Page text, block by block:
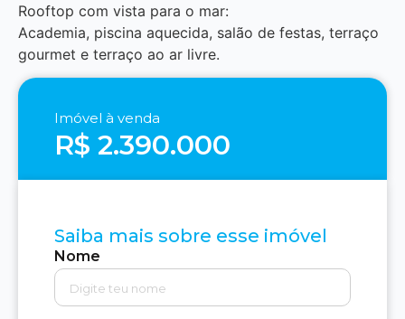
Rooftop com vista para o mar:
Academia, piscina aquecida, salão de festas, terraço
gourmet e terraço ao ar livre.
Imóvel à venda
R$ 2.390.000
Saiba mais sobre esse imóvel
Nome